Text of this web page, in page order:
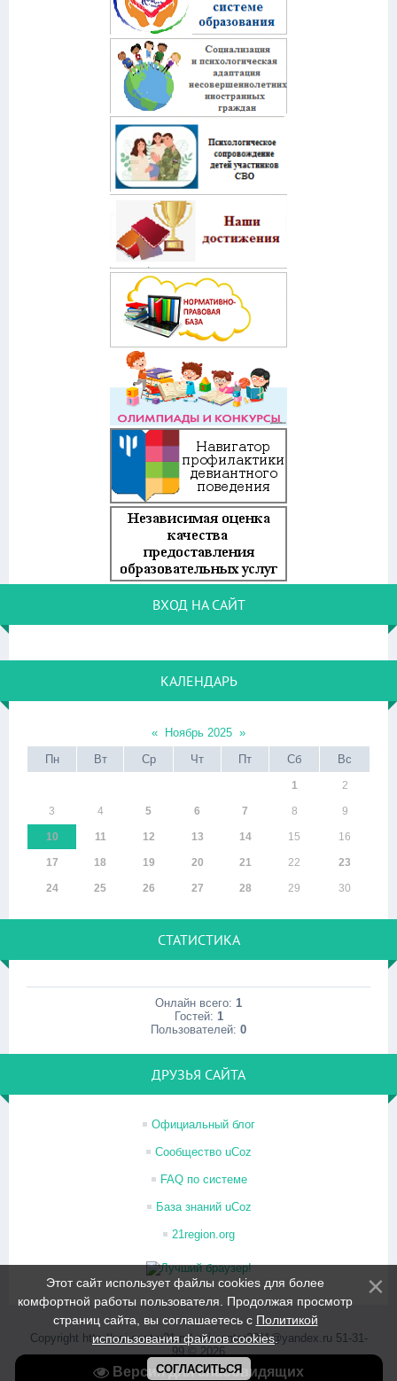
Версия для слабовидящих
ВХОД НА САЙТ
КАЛЕНДАРЬ
« Ноябрь 2025 »
Пн
Вт Ср Чт Пт Сб Вс
1 2
3 4 5 6 7 8 9
10 11 12 13 14 15 16
17 18 19 20 21 22 23
24 25 26 27 28 29 30
СТАТИСТИКА
Онлайн всего: 1
Гостей: 1
Пользователей: 0
ДРУЗЬЯ САЙТА
Официальный блог
Сообщество uCoz
FAQ по системе
База знаний uCoz
21region.org
Copyright http://psi-center21.ru/ psi-center2011@yandex.ru 51-31-
99 © 2026
Хостинг отuCoz
Этот сайт использует файлы cookies для более
комфортной работы пользователя. Продолжая просмотр
страниц сайта, вы соглашаетесь с Политикой
использования файлов cookies.
СОГЛАСИТЬСЯ